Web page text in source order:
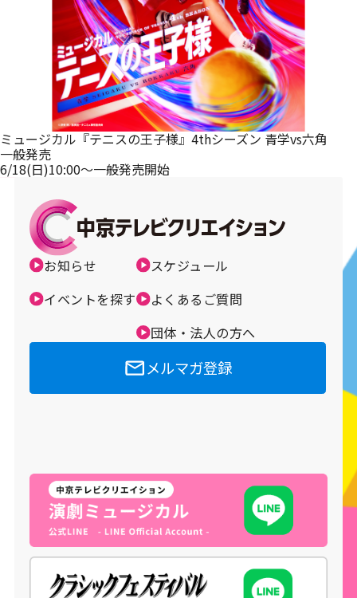
ミュージカル『テニスの王子様』4thシーズン 青学vs六角
一般発売
6/18(日)10:00～一般発売開始
お知らせ
イベントを探す
スケジュール
よくあるご質問
団体・法人の方へ
メルマガ登録